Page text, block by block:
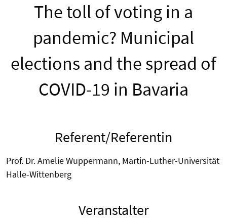
The toll of voting in a
pandemic? Municipal
elections and the spread of
COVID-19 in Bavaria
Referent/Referentin
Prof. Dr. Amelie Wuppermann, Martin-Luther-Universität
Halle-Wittenberg
Veranstalter